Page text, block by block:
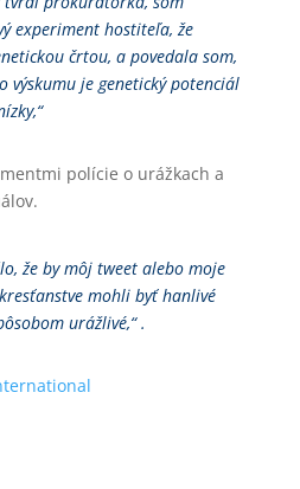
experiment hostiteľa, že
črtou, a povedala som,
výskumu je genetický potenciál
polície o urážkach a
že by môj tweet alebo moje
mohli byť hanlivé
urážlivé,“ .